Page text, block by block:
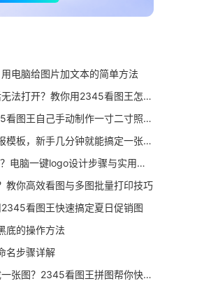
电脑给图片加文本的简单方法
苹果手机相片导入电脑后无法打开？教你用2345看图王怎么把heic转换为jpg
怎么制作证件照？用2345看图王自己手动制作一寸二寸照教程
用2345看图王套电商海报模板，新手几分钟就能搞定一张促销图
2345看图王怎么做Logo？电脑一键logo设计步骤与实用技巧
教你高效看图与多图批量打印技巧
看图王快速搞定夏日促销图
底的操作方法
名步骤详解
如何快速把几张图片拼成一张图？2345看图王拼图帮你快速排版